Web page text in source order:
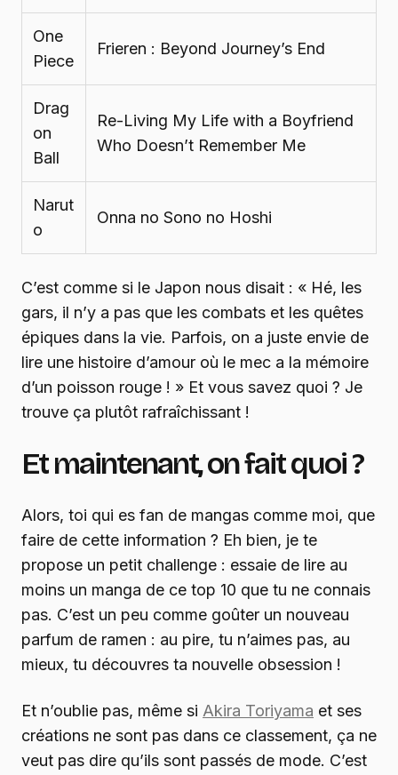
One
Piece
Frieren : Beyond Journey’s End
Drag
on
Ball
Re-Living My Life with a Boyfriend
Who Doesn’t Remember Me
Narut
o
Onna no Sono no Hoshi
C’est comme si le Japon nous disait : « Hé, les
gars, il n’y a pas que les combats et les quêtes
épiques dans la vie. Parfois, on a juste envie de
lire une histoire d’amour où le mec a la mémoire
d’un poisson rouge ! » Et vous savez quoi ? Je
trouve ça plutôt rafraîchissant !
Et maintenant, on fait quoi ?
Alors, toi qui es fan de mangas comme moi, que
faire de cette information ? Eh bien, je te
propose un petit challenge : essaie de lire au
moins un manga de ce top 10 que tu ne connais
pas. C’est un peu comme goûter un nouveau
parfum de ramen : au pire, tu n’aimes pas, au
mieux, tu découvres ta nouvelle obsession !
Et n’oublie pas, même si Akira Toriyama et ses
créations ne sont pas dans ce classement, ça ne
veut pas dire qu’ils sont passés de mode. C’est